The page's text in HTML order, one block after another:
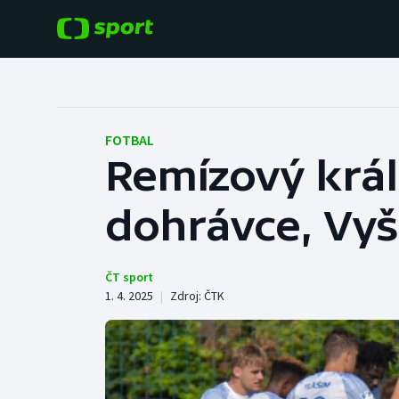
Hokej
Tenis
Cyklistika
Baseball a softbal
Basketbal
Boby a skeleton
Box
FOTBAL
Remízový
dohrávce,
ČT sport
1. 4. 2025 | Zdroj: ČTK